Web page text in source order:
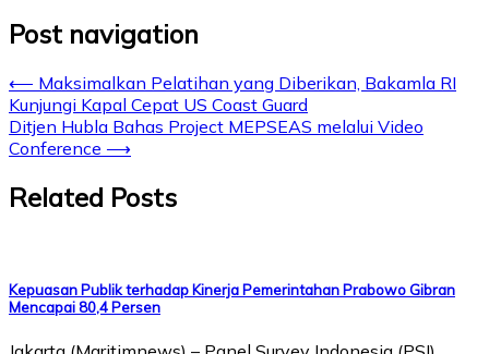
Post navigation
⟵ Maksimalkan Pelatihan yang Diberikan, Bakamla RI
Kunjungi Kapal Cepat US Coast Guard
Ditjen Hubla Bahas Project MEPSEAS melalui Video
Conference ⟶
Related Posts
Kepuasan Publik terhadap Kinerja Pemerintahan Prabowo Gibran
Mencapai 80,4 Persen